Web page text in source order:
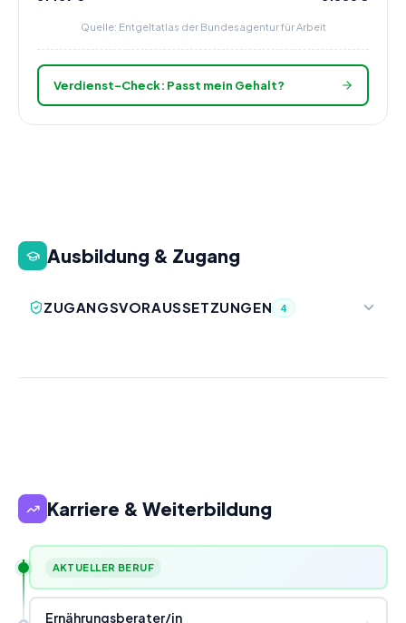
Quelle: Entgeltatlas der Bundesagentur für Arbeit
Verdienst-Check: Passt mein Gehalt?
Ausbildung & Zugang
ZUGANGSVORAUSSETZUNGEN 4
Karriere & Weiterbildung
AKTUELLER BERUF
Ernährungsberater/in